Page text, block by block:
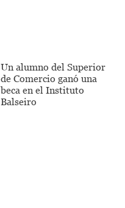
Un alumno del Superior
de Comercio ganó una
beca en el Instituto
Balseiro